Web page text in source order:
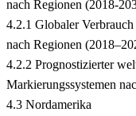
nach Regionen (2018-
4.2.1 Globaler
nach Regionen
4.2.2 Prognostizierter
Markierungssystemen
4.3 Nordamerika